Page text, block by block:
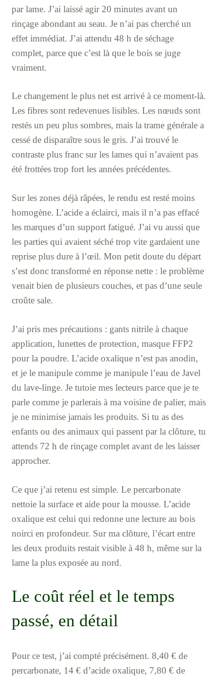
par lame. J’ai laissé agir 20 minutes avant un
rinçage abondant au seau. Je n’ai pas cherché un
effet immédiat. J’ai attendu 48 h de séchage
complet, parce que c’est là que le bois se juge
vraiment.
Le changement le plus net est arrivé à ce moment-là.
Les fibres sont redevenues lisibles. Les nœuds sont
restés un peu plus sombres, mais la trame générale a
cessé de disparaître sous le gris. J’ai trouvé le
contraste plus franc sur les lames qui n’avaient pas
été frottées trop fort les années précédentes.
Sur les zones déjà râpées, le rendu est resté moins
homogène. L’acide a éclairci, mais il n’a pas effacé
les marques d’un support fatigué. J’ai vu aussi que
les parties qui avaient séché trop vite gardaient une
reprise plus dure à l’œil. Mon petit doute du départ
s’est donc transformé en réponse nette : le problème
venait bien de plusieurs couches, et pas d’une seule
croûte sale.
J’ai pris mes précautions : gants nitrile à chaque
application, lunettes de protection, masque FFP2
pour la poudre. L’acide oxalique n’est pas anodin,
et je le manipule comme je manipule l’eau de Javel
du lave-linge. Je tutoie mes lecteurs parce que je te
parle comme je parlerais à ma voisine de palier, mais
je ne minimise jamais les produits. Si tu as des
enfants ou des animaux qui passent par la clôture, tu
attends 72 h de rinçage complet avant de les laisser
approcher.
Ce que j’ai retenu est simple. Le percarbonate
nettoie la surface et aide pour la mousse. L’acide
oxalique est celui qui redonne une lecture au bois
noirci en profondeur. Sur ma clôture, l’écart entre
les deux produits restait visible à 48 h, même sur la
lame la plus exposée au nord.
Le coût réel et le temps
passé, en détail
Pour ce test, j’ai compté précisément. 8,40 € de
percarbonate, 14 € d’acide oxalique, 7,80 € de